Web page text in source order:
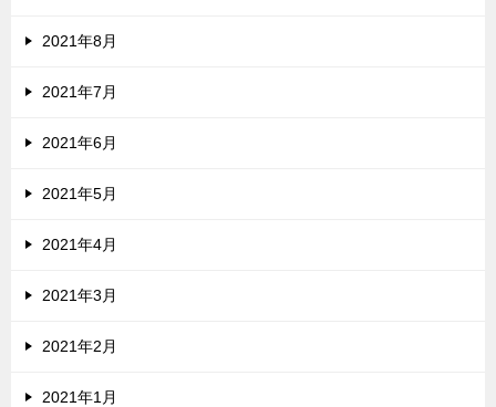
2021年8月
2021年7月
2021年6月
2021年5月
2021年4月
2021年3月
2021年2月
2021年1月